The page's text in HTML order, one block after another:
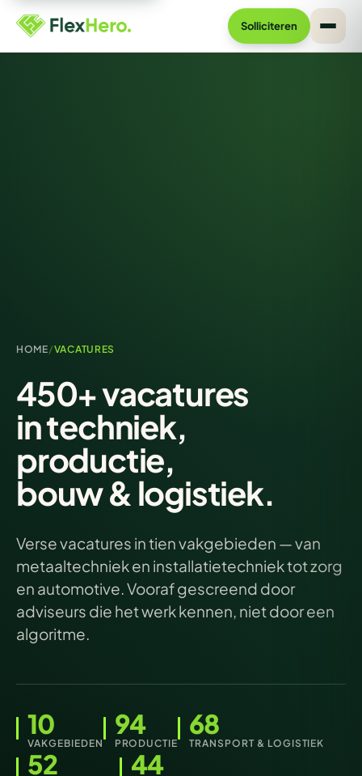
Solliciteren
HOME/VACATURES
450+ vacatures
in techniek,
productie,
bouw & logistiek.
Verse vacatures in tien vakgebieden — van
metaaltechniek en installatietechniek tot zorg
en automotive. Vooraf gescreend door
adviseurs die het werk kennen, niet door een
algoritme.
10
VAKGEBIEDEN
94
PRODUCTIE
68
TRANSPORT & LOGISTIEK
52 44